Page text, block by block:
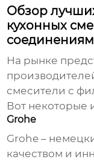
Обзор
кухонных
На рынке
смесители с
Вот некоторые
Grohe
Grohe –
качеством и